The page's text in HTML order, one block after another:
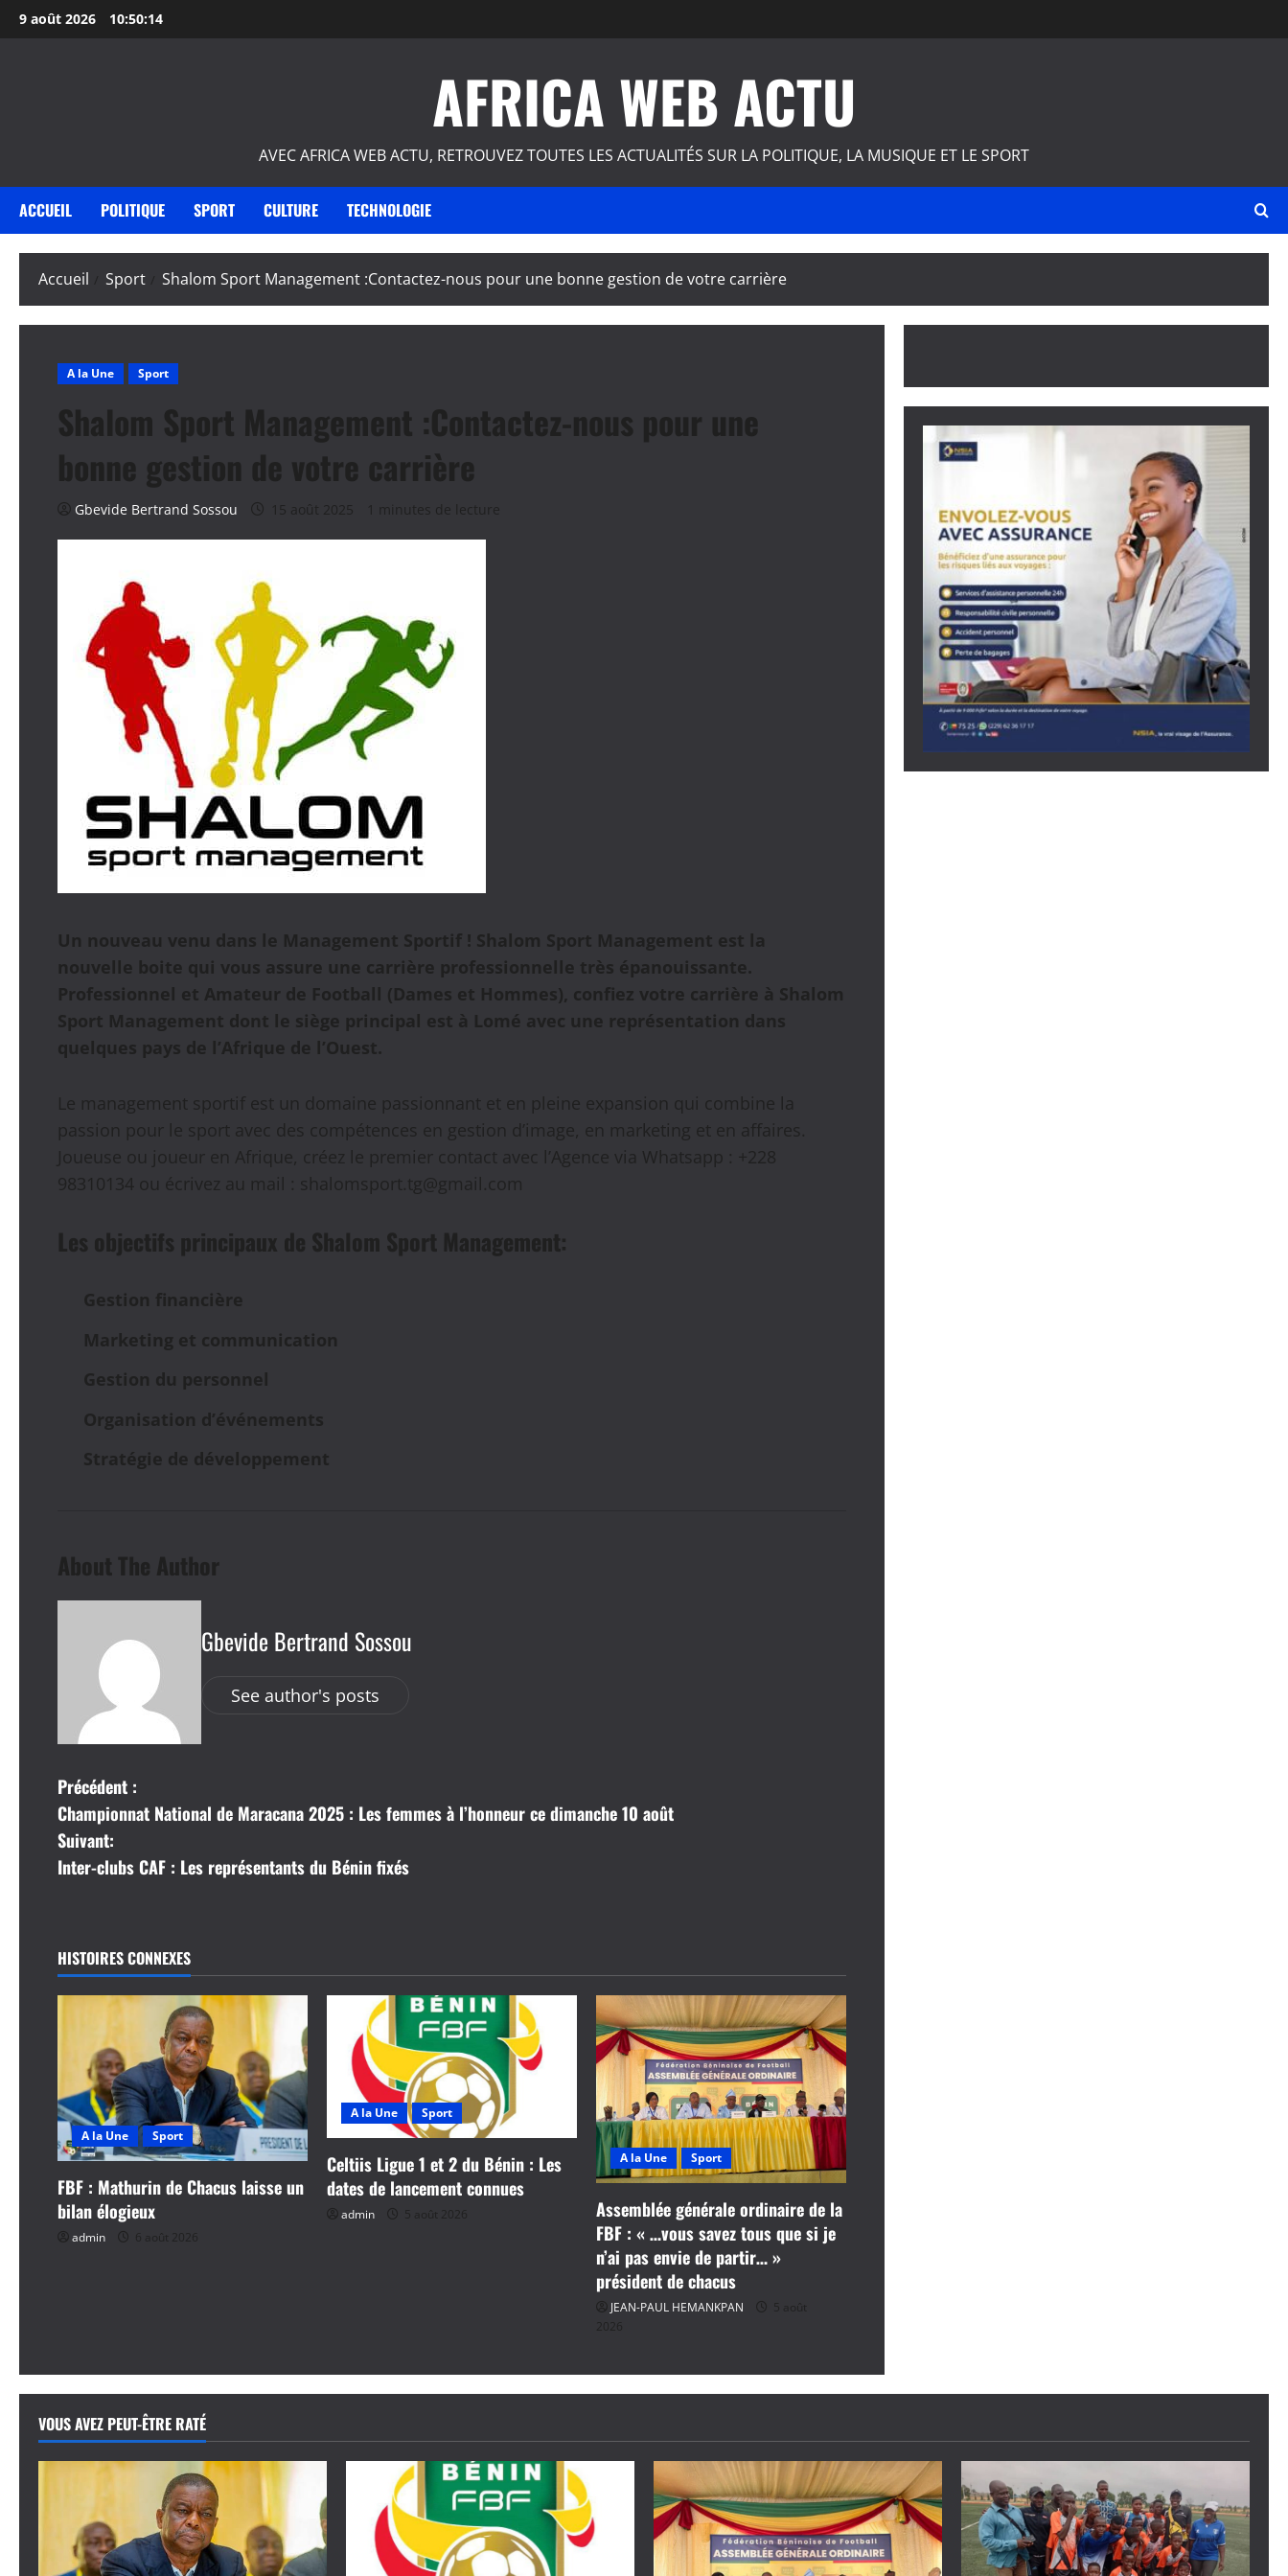
Aller
au
9 août 2026 10:50:15
AFRICA WEB ACTU
AVEC AFRICA WEB ACTU, RETROUVEZ TOUTES LES ACTUALITÉS SUR LA POLITIQUE, LA MUSIQUE ET LE SPORT
ACCUEIL POLITIQUE SPORT CULTURE TECHNOLOGIE
Accueil Sport Shalom Sport Management :Contactez-nous pour une bonne gestion de votre carrière
A la Une Sport
Shalom Sport Management :Contactez-nous pour une
bonne gestion de votre carrière
Gbevide Bertrand Sossou 15 août 2025 1 minutes de lecture
Un nouveau venu dans le Management Sportif ! Shalom Sport Management est la
nouvelle boite qui vous assure une carrière professionnelle très épanouissante.
Professionnel et Amateur de Football (Dames et Hommes), confiez votre carrière à Shalom
Sport Management dont le siège principal est à Lomé avec une représentation dans
quelques pays de l’Afrique de l’Ouest.
Le management sportif est un domaine passionnant et en pleine expansion qui combine la
passion pour le sport avec des compétences en gestion d’image, en marketing et en affaires.
Joueuse ou joueur en Afrique, créez le premier contact avec l’Agence via Whatsapp : +228
98310134 ou écrivez au mail : shalomsport.tg@gmail.com
Les objectifs principaux de Shalom Sport Management:
Gestion financière
Marketing et communication
Gestion du personnel
Organisation d’événements
Stratégie de développement
About The Author
Gbevide Bertrand Sossou
See author's posts
N
a
v
g
a
o
n
d
’
i
c
l
Précédent :
Championnat National de Maracana 2025 : Les femmes à l’honneur ce dimanche 10 août
Suivant:
Inter-clubs CAF : Les représentants du Bénin fixés
HISTOIRES CONNEXES
A la Une Sport
FBF : Mathurin de Chacus laisse un
bilan élogieux
admin 6 août 2026
A la Une Sport
Celtiis Ligue 1 et 2 du Bénin : Les
dates de lancement connues
admin 5 août 2026
A la Une Sport
Assemblée générale ordinaire de la
FBF : « …vous savez tous que si je
n’ai pas envie de partir… »
président de chacus
JEAN-PAUL HEMANKPAN
5 août
2026
VOUS AVEZ PEUT-ÊTRE RATÉ